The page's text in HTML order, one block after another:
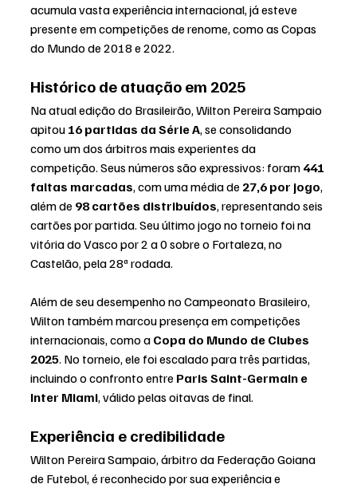
acumula vasta experiência internacional, já esteve
presente em competições de renome, como as Copas
do Mundo de 2018 e 2022.
Histórico de atuação em 2025
Na atual edição do Brasileirão, Wilton Pereira Sampaio
apitou 16 partidas da Série A, se consolidando
como um dos árbitros mais experientes da
competição. Seus números são expressivos: foram 441
faltas marcadas, com uma média de 27,6 por jogo,
além de 98 cartões distribuídos, representando seis
cartões por partida. Seu último jogo no torneio foi na
vitória do Vasco por 2 a 0 sobre o Fortaleza, no
Castelão, pela 28ª rodada.
Além de seu desempenho no Campeonato Brasileiro,
Wilton também marcou presença em competições
internacionais, como a Copa do Mundo de Clubes
2025. No torneio, ele foi escalado para três partidas,
incluindo o confronto entre Paris Saint-Germain e
Inter Miami, válido pelas oitavas de final.
Experiência e credibilidade
Wilton Pereira Sampaio, árbitro da Federação Goiana
de Futebol, é reconhecido por sua experiência e